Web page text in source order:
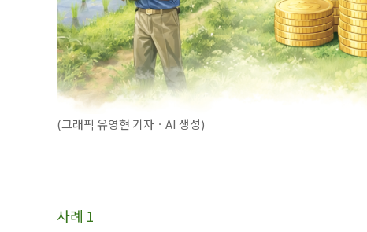
(그래픽 유영현 기자ㆍAI 생성)
사례 1